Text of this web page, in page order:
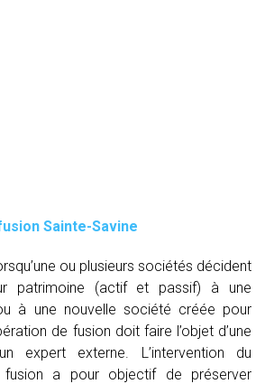
Sainte-Savine
ou plusieurs sociétés décident
patrimoine (actif et passif) à une
à une nouvelle société créée pour
de fusion doit faire l’objet d’une
expert externe. L’intervention du
a pour objectif de préserver